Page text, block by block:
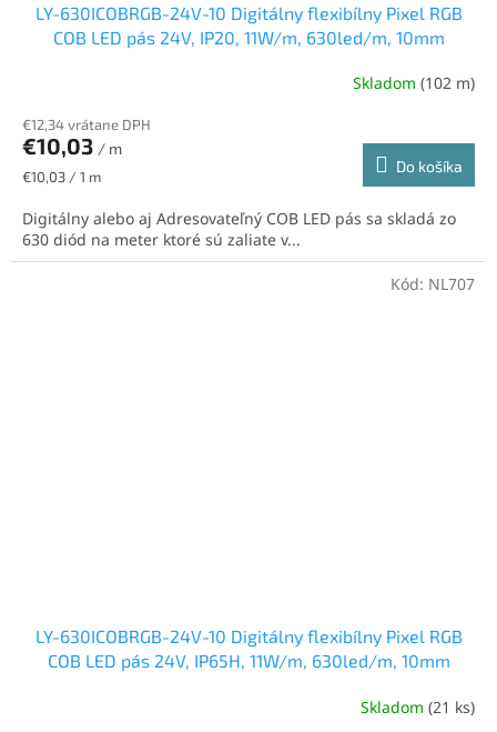
LY-630ICOBRGB-24V-10 Digitálny flexibílny Pixel RGB
COB LED pás 24V, IP20, 11W/m, 630led/m, 10mm
Skladom (102 m)
€12,34 vrátane DPH
€10,03 / m
Jednotková
€10,03 / 1 m
Do košíka
Digitálny alebo aj Adresovateľný COB LED pás sa skladá zo
630 diód na meter ktoré sú zaliate v...
LY-630ICOBRGB-24V-10 Digitálny flexibílny Pixel RGB
COB LED pás 24V, IP65H, 11W/m, 630led/m, 10mm
Skladom (21 ks)
Kód: NL707